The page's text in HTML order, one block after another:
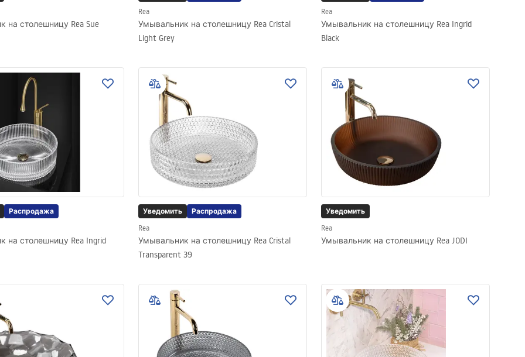
на столешницу Rea Sue
Rea
Умывальник на столешницу Rea Cristal
Light Grey
Rea
Умывальник на столешницу Rea Ingrid
Black
Распродажа
на столешницу Rea Ingrid
Уведомить Распродажа
Rea
Умывальник на столешницу Rea Cristal
Transparent 39
Уведомить
Rea
Умывальник на столешницу Rea JODI